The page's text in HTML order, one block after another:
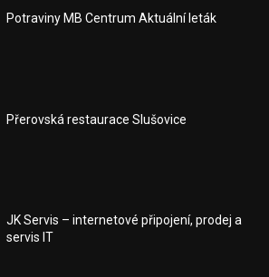
Potraviny MB Centrum Aktuální leták
Přerovská restaurace Slušovice
JK Servis – internetové připojení, prodej a
servis IT